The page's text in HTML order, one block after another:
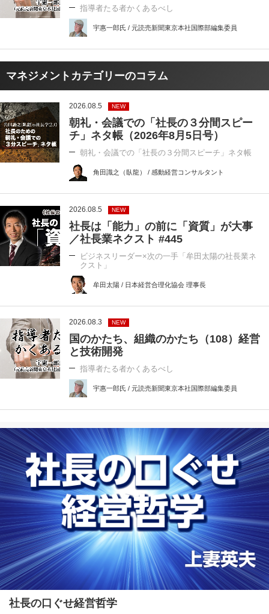
指導者たる者かくあるべし
宇惠一郎氏 / 元読売新聞東京本社国際部編集委員
マネジメントカテゴリーのコラム
2026.08.5 NEW
朝礼・会議での「社長の３分間スピー
チ」ネタ帳（2026年8月5日号）
朝礼・会議での「社長の３分間スピーチ」ネタ帳
角田識之（臥龍） / 感動経営コンサルタント
2026.08.5 NEW
社長は「能力」の前に「資質」が大事
／社長業ネクスト #445
ビジネスリーダー×次の一手「牟田太陽の社長業ネ
クスト」
牟田太陽 / 日本経営合理化協会 理事長
2026.08.3 NEW
国のかたち、組織のかたち（108）経営
と技術開発
指導者たる者かくあるべし
宇惠一郎氏 / 元読売新聞東京本社国際部編集委員
社長の口ぐせ経営哲学